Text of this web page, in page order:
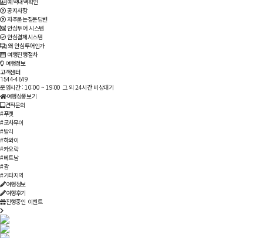
공지사항
자주묻는질문답변
안심투어 시스템
안심결제시스템
왜 안심투어인가
여행진행절차
여행정보
고객센터
1544-4649
운영시간 : 10:00 ~ 19:00 그 외 24시간 비상대기
여행상품보기
견적문의
#푸켓
#코사무이
#발리
#하와이
#카오락
#베트남
#괌
#기타지역
여행정보
여행후기
진행중인 이벤트